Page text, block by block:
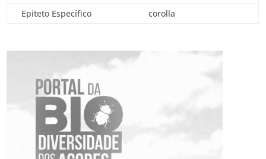
Epiteto Específico
corolla